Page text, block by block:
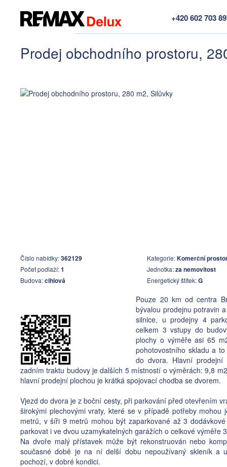
+420 602 703
Prodej obchodního prostoru,
Číslo nabídky:362129 Kategorie:Komerční
Počet podlaží:1 Jednotka:za nemovitost
Budova:cihlová Energetický štítek:G
Pouze 20 km od centra
bývalou prodejnu potravin
silnice, u prodejny 4
celkem 3 vstupy do
plochy o výměře asi 65
pohotovostního skladu a
do dvora. Hlavní prodejní
zadním traktu budovy je dalších 5 místností o výměrách: 9,8
hlavní prodejní plochou je krátká spojovací chodba se dvorem.
Vjezd do dvora je z boční cesty, při parkování před otevřením
širokými plechovými vraty, které se v případě potřeby
metrů, v šíři 9 metrů mohou být zaparkované až 3
parkovat i ve dvou uzamykatelných garážích o celkové výměře
Na dvoře malý přístavek může být rekonstruován nebo
současné době je na ní delší dobu nepoužívaný skleník a
pochozí, v dobré kondici.